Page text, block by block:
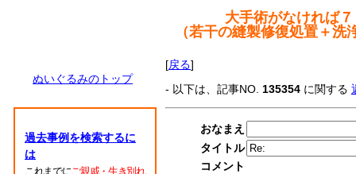
大手術がなければ
（若干の縫製修復処置＋
ぬいぐるみのトップ
過去事例を検索するに
は
これまでにご親戚・生き別れ
[戻る]
- 以下は、記事NO. 135354 に関する
おなまえ
タイトル
コメント